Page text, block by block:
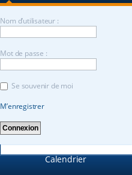
Nom d’utilisateur :
Mot de passe :
Se souvenir de moi
M’enregistrer
Calendrier